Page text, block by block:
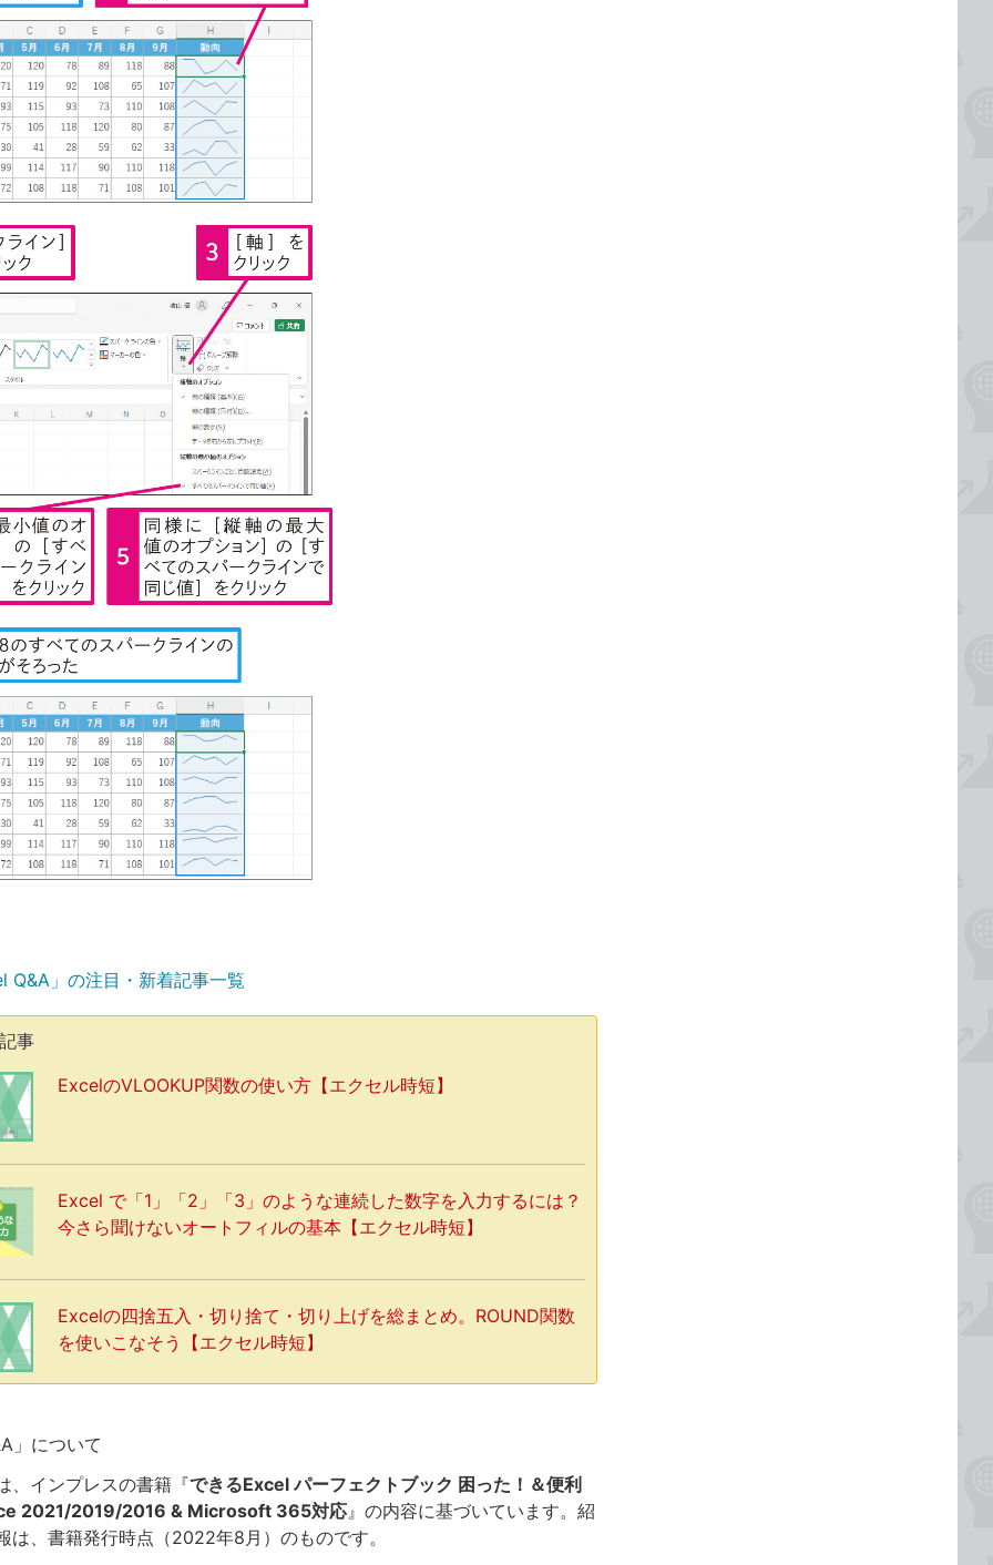
Q&A」の注目・新着記事一覧
事
ExcelのVLOOKUP関数の使い方【エクセル時短】
Excel で「1」「2」「3」のような連続した数字を入力するには？
今さら聞けないオートフィルの基本【エクセル時短】
Excelの四捨五入・切り捨て・切り上げを総まとめ。ROUND関数
を使いこなそう【エクセル時短】
」について
、インプレスの書籍『できるExcel パーフェクトブック 困った！＆便利
2021/2019/2016 & Microsoft 365対応 』の内容に基づいています。紹
は、書籍発行時点（2022年8月）のものです。